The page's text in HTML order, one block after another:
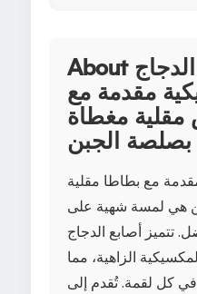
About أصابع الدجاج
مقدمة مع
مغطاة
بصلصة الجبن
مع بطاطا مقلية
هي لمسة شهية على
تتميز أصابع الدجاج
الزاهية، مما
كل لقمة. تُقدم إلى